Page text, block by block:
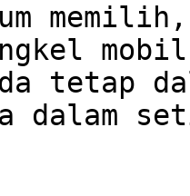
memilih,
tetap
dalam